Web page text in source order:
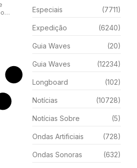
Especiais (7711)
Expedição (6240)
Guia Waves (20)
Guia Waves (12234)
Longboard (102)
Notícias (10728)
Notícias Sobre (5)
Ondas Artificiais (728)
Ondas Sonoras (632)